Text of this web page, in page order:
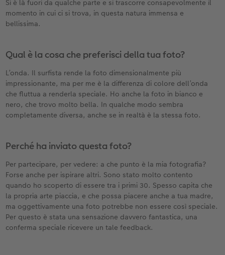
Si è là fuori da qualche parte e si trascorre consapevolmente il
momento in cui ci si trova, in questa natura immensa e
bellissima.
Qual è la cosa che preferisci della tua foto?
L’onda. Il surfista rende la foto dimensionalmente più
impressionante, ma per me è la differenza di colore dell’onda
che fluttua a renderla speciale. Ho anche la foto in bianco e
nero, che trovo molto bella. In qualche modo sembra
completamente diversa, anche se in realtà è la stessa foto.
Perché ha inviato questa foto?
Per partecipare, per vedere: a che punto è la mia fotografia?
Forse anche per ispirare altri. Sono stato molto contento
quando ho scoperto di essere tra i primi 30. Spesso capita che
la propria arte piaccia, e che possa piacere anche a tua madre,
ma oggettivamente una foto potrebbe non essere così speciale.
Per questo è stata una sensazione davvero fantastica, una
conferma speciale ricevere un tale feedback.